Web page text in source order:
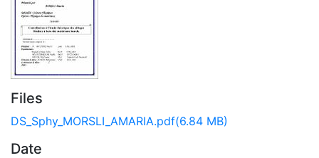
Files
DS_Sphy_MORSLI_AMARIA.pdf(6.84 MB)
Date